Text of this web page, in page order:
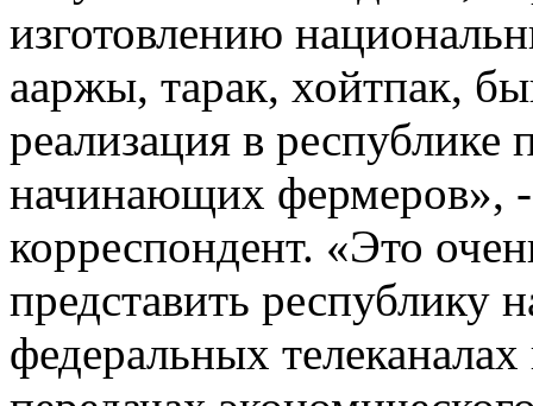
изготовлению
ааржы, тарак, хойтпак,
реализация в
начинающих фермеров»,
корреспондент. «Это
представить республику
федеральных